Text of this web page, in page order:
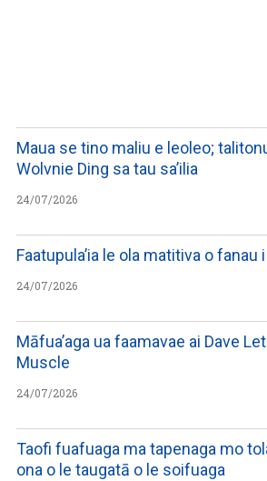
Maua se tino maliu e leoleo;
Wolvnie Ding sa tau sa’ilia
24/07/2026
Faatupula’ia le ola matitiva o fanau
24/07/2026
Māfua’aga ua faamavae ai Dave
Muscle
24/07/2026
Taofi fuafuaga ma tapenaga mo
ona o le taugatā o le soifuaga